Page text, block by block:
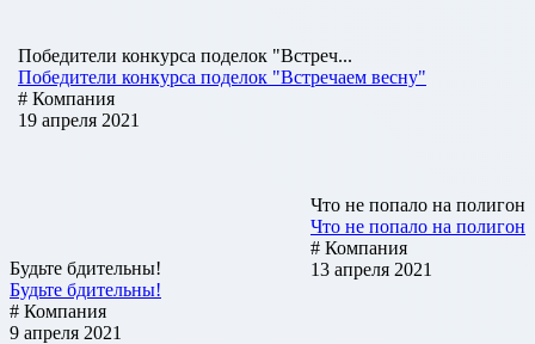
Победители конкурса поделок "Встреч...
Победители конкурса поделок "Встречаем весну"
# Компания
19 апреля 2021
Что не попало на полигон
Что не попало на полигон
# Компания
13 апреля 2021
Будьте бдительны!
Будьте бдительны!
# Компания
9 апреля 2021